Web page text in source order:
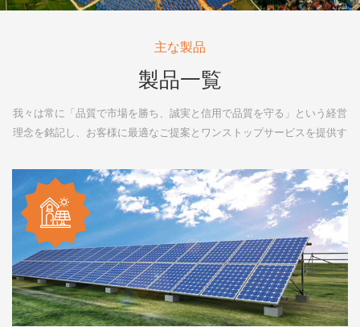
主な製品
製品一覧
我々は常に「品質で市場を勝ち、誠実と信用で品質を守る」という経営
理念を銘記し、お客様に最適なご提案とワンストップサービスを提供す